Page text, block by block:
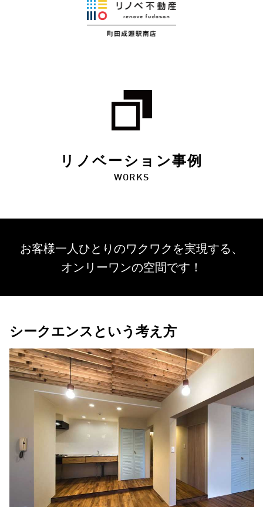
リノベーション事例
WORKS
お客様一人ひとりのワクワクを実現する、
オンリーワンの空間です！
シークエンスという考え方